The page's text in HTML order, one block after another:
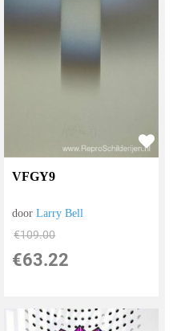
VFGY9
doorLarry Bell
€109.00
€63.22